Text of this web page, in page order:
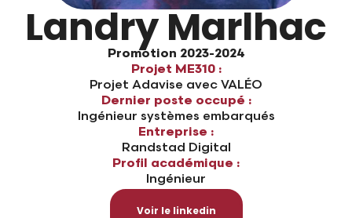
Landry Marlhac
Promotion 2023-2024
Projet ME310 :
Projet Adavise avec VALÉO
Dernier poste occupé :
Ingénieur systèmes embarqués
Entreprise :
Randstad Digital
Profil académique :
Ingénieur
Voir le linkedin